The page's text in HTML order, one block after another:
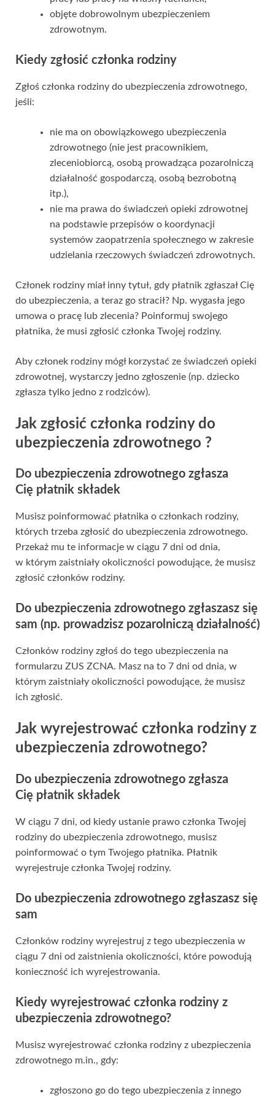
objęte dobrowolnym ubezpieczeniem
zdrowotnym.
Kiedy zgłosić członka rodziny
Zgłoś członka rodziny do ubezpieczenia zdrowotnego,
jeśli:
nie ma on obowiązkowego ubezpieczenia
zdrowotnego (nie jest pracownikiem,
zleceniobiorcą, osobą prowadząca pozarolniczą
działalność gospodarczą, osobą bezrobotną
itp.),
nie ma prawa do świadczeń opieki zdrowotnej
na podstawie przepisów o koordynacji
systemów zaopatrzenia społecznego w zakresie
udzielania rzeczowych świadczeń zdrowotnych.
Członek rodziny miał inny tytuł, gdy płatnik zgłaszał Cię
do ubezpieczenia, a teraz go stracił? Np. wygasła jego
umowa o pracę lub zlecenia? Poinformuj swojego
płatnika, że musi zgłosić członka Twojej rodziny.
Aby członek rodziny mógł korzystać ze świadczeń opieki
zdrowotnej, wystarczy jedno zgłoszenie (np. dziecko
zgłasza tylko jedno z rodziców).
Jak zgłosić członka rodziny do
ubezpieczenia zdrowotnego ?
Do ubezpieczenia zdrowotnego zgłasza
Cię płatnik składek
Musisz poinformować płatnika o członkach rodziny,
których trzeba zgłosić do ubezpieczenia zdrowotnego.
Przekaż mu te informacje w ciągu 7 dni od dnia,
w którym zaistniały okoliczności powodujące, że musisz
zgłosić członków rodziny.
Do ubezpieczenia zdrowotnego zgłaszasz się
sam (np. prowadzisz pozarolniczą działalność)
Członków rodziny zgłoś do tego ubezpieczenia na
formularzu ZUS ZCNA. Masz na to 7 dni od dnia, w
którym zaistniały okoliczności powodujące, że musisz
ich zgłosić.
Jak wyrejestrować członka rodziny z
ubezpieczenia zdrowotnego?
Do ubezpieczenia zdrowotnego zgłasza
Cię płatnik składek
W ciągu 7 dni, od kiedy ustanie prawo członka Twojej
rodziny do ubezpieczenia zdrowotnego, musisz
poinformować o tym Twojego płatnika. Płatnik
wyrejestruje członka Twojej rodziny.
Do ubezpieczenia zdrowotnego zgłaszasz się
sam
Członków rodziny wyrejestruj z tego ubezpieczenia w
ciągu 7 dni od zaistnienia okoliczności, które powodują
konieczność ich wyrejestrowania.
Kiedy wyrejestrować członka rodziny z
ubezpieczenia zdrowotnego?
Musisz wyrejestrować członka rodziny z ubezpieczenia
zdrowotnego m.in., gdy:
zgłoszono go do tego ubezpieczenia z innego